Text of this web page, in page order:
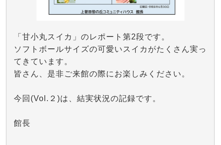
「甘小丸スイカ」のレポート第2段です。
ソフトボールサイズの可愛いスイカがたくさん実っ
てきています。
皆さん、是非ご来館の際にお楽しみください。
今回(Vol.２)は、結実状況の記録です。
館長